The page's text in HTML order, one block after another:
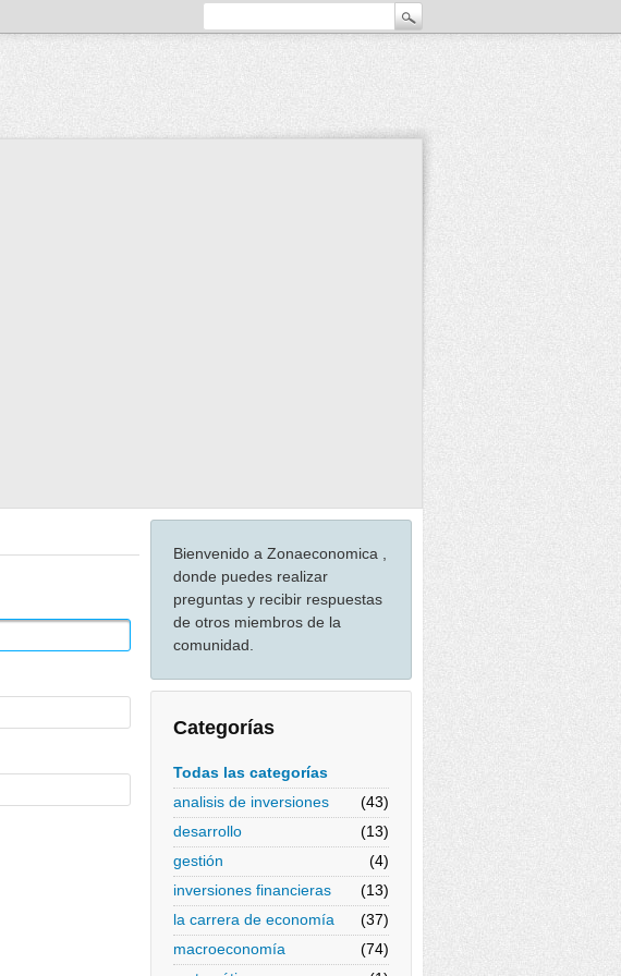
Bienvenido a Zonaeconomica ,
donde puedes realizar
preguntas y recibir respuestas
de otros miembros de la
comunidad.
Categorías
Todas las categorías
analisis de inversiones
(43)
desarrollo
(13)
gestión
(4)
inversiones financieras
(13)
la carrera de economía
(37)
macroeconomía
(74)